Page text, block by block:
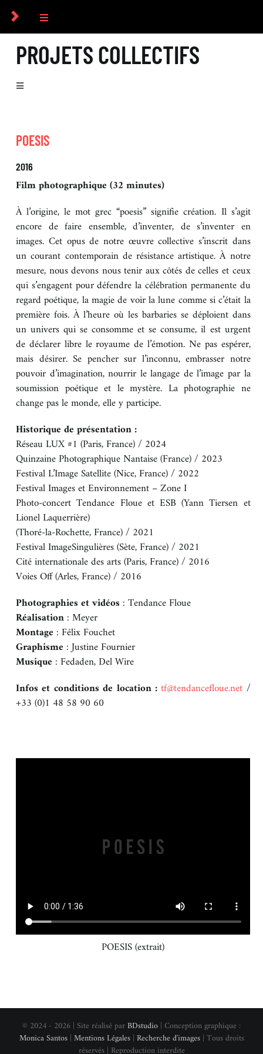
Passer
contenu
Toggle
Navigation
COLLECTIF
PHOTOGRAPHES
CULTUREL
ICONOGRAPHIE
RECHERCHE D’IMAGES
BOUTIQUE
CONTACT
PROJETS COLLECTIFS
Toggle
POESIS
2016
Film photographique (32 minutes)
À l’origine, le mot grec “poesis” signifie création. Il s’agit
encore de faire ensemble, d’inventer, de s’inventer en
images. Cet opus de notre œuvre collective s’inscrit dans
un courant contemporain de résistance artistique. À notre
mesure, nous devons nous tenir aux côtés de celles et ceux
qui s’engagent pour défendre la célébration permanente du
regard poétique, la magie de voir la lune comme si c’était la
première fois. À l’heure où les barbaries se déploient dans
un univers qui se consomme et se consume, il est urgent
de déclarer libre le royaume de l’émotion. Ne pas espérer,
mais désirer. Se pencher sur l’inconnu, embrasser notre
pouvoir d’imagination, nourrir le langage de l’image par la
soumission poétique et le mystère. La photographie ne
change pas le monde, elle y participe.
Historique de présentation :
Réseau LUX #1 (Paris, France) / 2024
Quinzaine Photographique Nantaise (France) / 2023
Festival L’Image Satellite (Nice, France) / 2022
Festival Images et Environnement – Zone I
Photo-concert Tendance Floue et ESB (Yann Tiersen et
Lionel Laquerrière)
(Thoré-la-Rochette, France) / 2021
Festival ImageSingulières (Sète, France) / 2021
Cité internationale des arts (Paris, France) / 2016
Voies Off (Arles, France) / 2016
Photographies et vidéos : Tendance Floue
Réalisation : Meyer
Montage : Félix Fouchet
Graphisme : Justine Fournier
Musique : Fedaden, Del Wire
Infos et conditions de location : tf@tendancefloue.net /
+33 (0)1 48 58 90 60
POESIS (extrait)
© 2024 - 2026 | Site réalisé parBDstudio | Conception graphique :
Monica Santos| Mentions Légales| Recherche d'images| Tous droits
réservés | Reproduction interdite